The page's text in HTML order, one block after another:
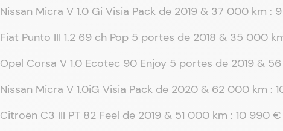
Nissan Micra V 1.0 Gi Visia Pack de 2019 & 37 000 km :
Fiat Punto III 1.2 69 ch Pop 5 portes de 2018 & 35 000
Opel Corsa V 1.0 Ecotec 90 Enjoy 5 portes de 2019 &
Nissan Micra V 1.0iG Visia Pack de 2020 & 62 000 km :
Citroën C3 III PT 82 Feel de 2019 & 51 000 km : 10 990 €